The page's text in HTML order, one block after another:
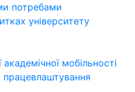
потребами
університету
мобільності